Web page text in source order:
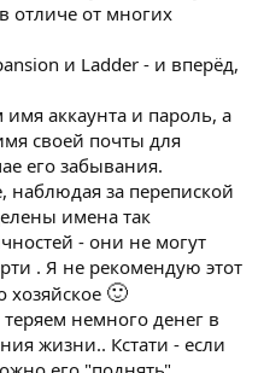
отличе от многих
и Ladder - и вперёд,
аккаунта и пароль, а
своей почты для
его забывания.
за перепиской
имена так
- они не могут
. Я не рекомендую этот
хозяйское 🙂
немного денег в
жизни.. Кстати - если